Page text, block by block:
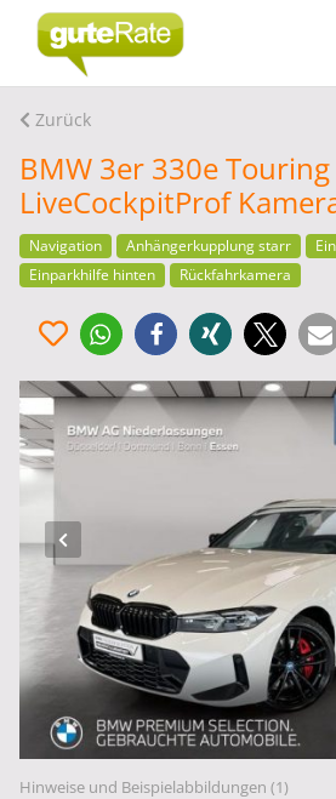
Zurück
BMW 3er 330e
LiveCockpitProf
Navigation Anhängerkupplung starr
Einparkhilfe hinten
Rückfahrkamera
Hinweise und Beispielabbildungen (1)